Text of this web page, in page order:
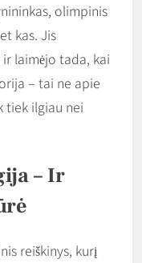
olimpinis
kas. Jis
laimėjo tada, kai
– tai ne apie
tiek ilgiau nei
– Ir
reiškinys, kurį